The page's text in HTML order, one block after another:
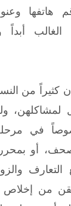
هاتفها
الغالب
كثيراً من
لمشاكلهن،
في
أو
من